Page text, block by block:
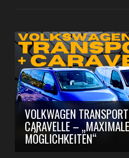
VOLKWAGEN
CARAVELLE – „MAXIMALE
MÖGLICHKEITEN“